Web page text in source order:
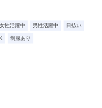
女性活躍中 男性活躍中 日払い
制服あり